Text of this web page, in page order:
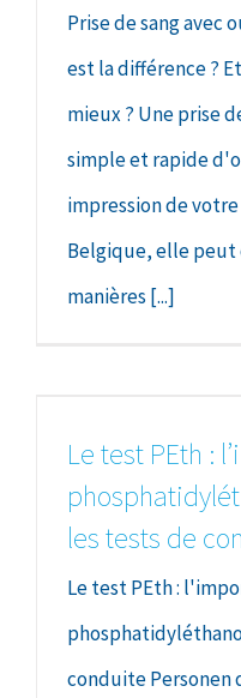
Prise de sang avec
est la différence ?
mieux ? Une prise
simple et rapide
impression de
Belgique, elle
manières [...]
Le test PEth :
les tests de
Le test PEth :
conduite Personen